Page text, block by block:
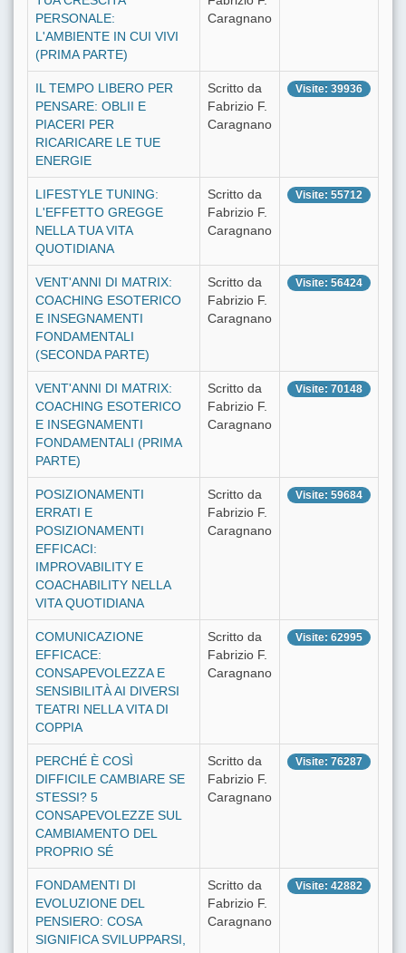
PERSONALE:
L'AMBIENTE IN CUI VIVI
(PRIMA PARTE)
Caragnano
IL TEMPO LIBERO PER
PENSARE: OBLII E
PIACERI PER
RICARICARE LE TUE
ENERGIE
Scritto da
Fabrizio F.
Caragnano
Visite: 39936
LIFESTYLE TUNING:
L'EFFETTO GREGGE
NELLA TUA VITA
QUOTIDIANA
Scritto da
Fabrizio F.
Caragnano
Visite: 55712
VENT'ANNI DI MATRIX:
COACHING ESOTERICO
E INSEGNAMENTI
FONDAMENTALI
(SECONDA PARTE)
Scritto da
Fabrizio F.
Caragnano
Visite: 56424
VENT'ANNI DI MATRIX:
COACHING ESOTERICO
E INSEGNAMENTI
FONDAMENTALI (PRIMA
PARTE)
Scritto da
Fabrizio F.
Caragnano
Visite: 70148
POSIZIONAMENTI
ERRATI E
POSIZIONAMENTI
EFFICACI:
IMPROVABILITY E
COACHABILITY NELLA
VITA QUOTIDIANA
Scritto da
Fabrizio F.
Caragnano
Visite: 59684
COMUNICAZIONE
EFFICACE:
CONSAPEVOLEZZA E
SENSIBILITÀ AI DIVERSI
TEATRI NELLA VITA DI
COPPIA
Scritto da
Fabrizio F.
Caragnano
Visite: 62995
PERCHÉ È COSÌ
DIFFICILE CAMBIARE SE
STESSI? 5
CONSAPEVOLEZZE SUL
CAMBIAMENTO DEL
PROPRIO SÉ
Scritto da
Fabrizio F.
Caragnano
Visite: 76287
FONDAMENTI DI
EVOLUZIONE DEL
PENSIERO: COSA
SIGNIFICA SVILUPPARSI,
Scritto da
Fabrizio F.
Caragnano
Visite: 42882